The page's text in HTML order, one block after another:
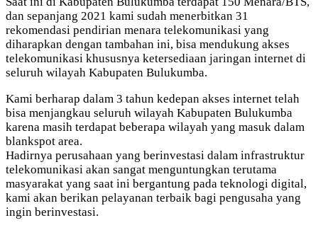
dan sepanjang 2021 kami sudah menerbitkan 31
rekomendasi pendirian menara telekomunikasi yang
diharapkan dengan tambahan ini, bisa mendukung akses
telekomunikasi khususnya ketersediaan jaringan internet di
seluruh wilayah Kabupaten Bulukumba.
Kami berharap dalam 3 tahun kedepan akses internet telah
bisa menjangkau seluruh wilayah Kabupaten Bulukumba
karena masih terdapat beberapa wilayah yang masuk dalam
blankspot area.
Hadirnya perusahaan yang berinvestasi dalam infrastruktur
telekomunikasi akan sangat menguntungkan terutama
masyarakat yang saat ini bergantung pada teknologi digital,
kami akan berikan pelayanan terbaik bagi pengusaha yang
ingin berinvestasi.